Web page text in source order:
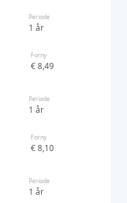
Periode
1 år
Forny
€ 8,49
Periode
1 år
Forny
€ 8,10
Periode
1 år